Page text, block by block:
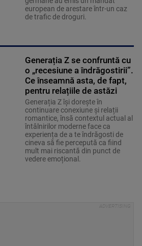
european de arestare într-un caz
de trafic de droguri.
Generația Z se confruntă cu
o „recesiune a îndrăgostirii”.
Ce înseamnă asta, de fapt,
pentru relațiile de astăzi
Generația Z își dorește în
continuare conexiune și relații
romantice, însă contextul actual al
întâlnirilor moderne face ca
experiența de a te îndrăgosti de
cineva să fie percepută ca fiind
mult mai riscantă din punct de
vedere emoțional.